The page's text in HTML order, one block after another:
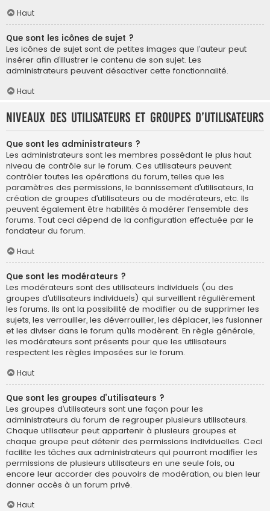
Haut
Que sont les icônes de sujet ?
Les icônes de sujet sont de petites images que l’auteur peut
insérer afin d’illustrer le contenu de son sujet. Les
administrateurs peuvent désactiver cette fonctionnalité.
Haut
Niveaux des utilisateurs et groupes d’utilisateurs
Que sont les administrateurs ?
Les administrateurs sont les membres possédant le plus haut
niveau de contrôle sur le forum. Ces utilisateurs peuvent
contrôler toutes les opérations du forum, telles que les
paramètres des permissions, le bannissement d’utilisateurs, la
création de groupes d’utilisateurs ou de modérateurs, etc. Ils
peuvent également être habilités à modérer l’ensemble des
forums. Tout ceci dépend de la configuration effectuée par le
fondateur du forum.
Haut
Que sont les modérateurs ?
Les modérateurs sont des utilisateurs individuels (ou des
groupes d’utilisateurs individuels) qui surveillent régulièrement
les forums. Ils ont la possibilité de modifier ou de supprimer les
sujets, les verrouiller, les déverrouiller, les déplacer, les fusionner
et les diviser dans le forum qu’ils modèrent. En règle générale,
les modérateurs sont présents pour que les utilisateurs
respectent les règles imposées sur le forum.
Haut
Que sont les groupes d’utilisateurs ?
Les groupes d’utilisateurs sont une façon pour les
administrateurs du forum de regrouper plusieurs utilisateurs.
Chaque utilisateur peut appartenir à plusieurs groupes et
chaque groupe peut détenir des permissions individuelles. Ceci
facilite les tâches aux administrateurs qui pourront modifier les
permissions de plusieurs utilisateurs en une seule fois, ou
encore leur accorder des pouvoirs de modération, ou bien leur
donner accès à un forum privé.
Haut